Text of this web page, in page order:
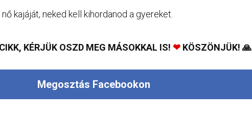
kajáját, neked kell kihordanod a gyereket.
KÉRJÜK OSZD MEG MÁSOKKAL IS! ❤KÖSZÖNJÜK! 🙏
Megosztás Facebookon